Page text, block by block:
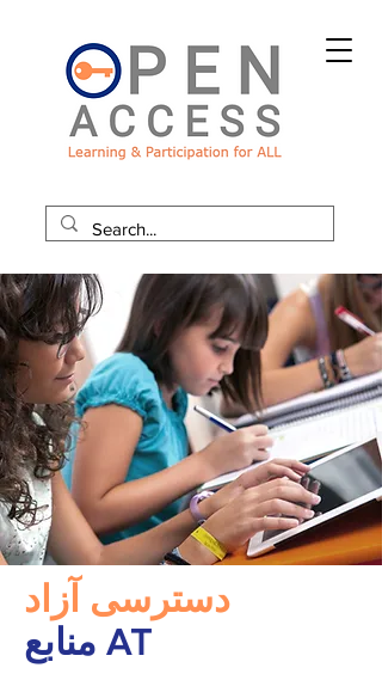
دسترسی آزاد
منابع AT